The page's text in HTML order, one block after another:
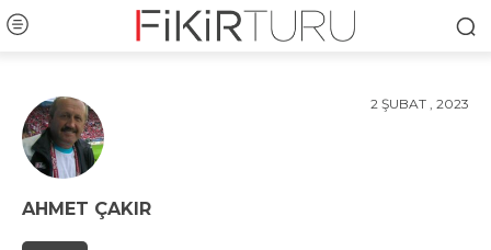
2 ŞUBAT , 2023
AHMET ÇAKIR